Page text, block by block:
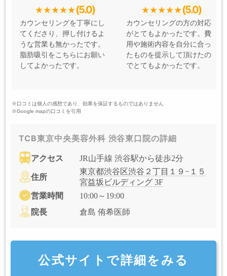
(5.0)
カウンセリングを丁寧にし
てくださり、押し付けるよ
うな営業も無かったです。
脂肪吸引をこちらにお願い
してよかったです。
(5.0)
カウンセリングの方の対応
がとてもよかったです。費
用や施術内容を自分に合っ
たものを提示して頂けたの
でとてもよかったです。
※口コミは個人の感想であり、効果を保証するものではありません
※Google mapの口コミを引用
TCB東京中央美容外科 渋谷東口院の詳細
アクセス JR山手線 渋谷駅から徒歩2分
住所
東京都渋谷区渋谷２丁目１９−１５
宮益坂ビルディング 3F
営業時間
10:00～19:00
院長
倉島 侑希医師
公式サイトで詳細をみる